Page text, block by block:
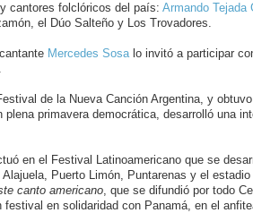
cantores folclóricos del país: Armando Tejada
el Dúo Salteño y Los Trovadores.
Mercedes Sosalo invitó a participar
de la Nueva Canción Argentina, y
plena primavera democrática, desarrolló una
en el Festival Latinoamericano que se
Puerto Limón, Puntarenas y el
canto americano, que se difundió por todo
festival en solidaridad con Panamá, en el